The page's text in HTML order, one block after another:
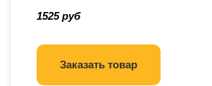
1525 руб
Заказать товар